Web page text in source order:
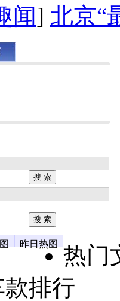
闻] 北京“
昨日热图
热门
排行